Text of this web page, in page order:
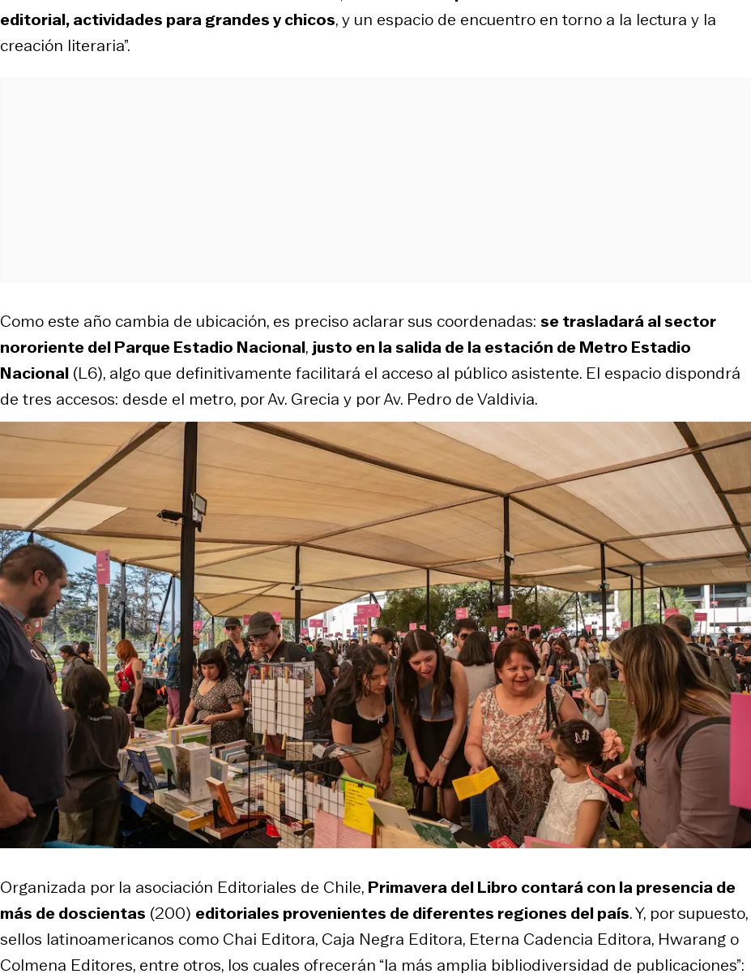
editorial, actividades para grandes y chicos, y un espacio de encuentro en torno a la lectura y la
creación literaria”.
Como este año cambia de ubicación, es preciso aclarar sus coordenadas: se trasladará al sector
nororiente del Parque Estadio Nacional,justo en la salida de la estación de Metro Estadio
Nacional (L6), algo que definitivamente facilitará el acceso al público asistente. El espacio dispondrá
de tres accesos: desde el metro, por Av. Grecia y por Av. Pedro de Valdivia.
Organizada por la asociación Editoriales de Chile, Primavera del Libro contará con la presencia de
más de doscientas (200) editoriales provenientes de diferentes regiones del país. Y, por supuesto,
sellos latinoamericanos como Chai Editora, Caja Negra Editora, Eterna Cadencia Editora, Hwarang o
Colmena Editores, entre otros, los cuales ofrecerán “la más amplia bibliodiversidad de publicaciones”: